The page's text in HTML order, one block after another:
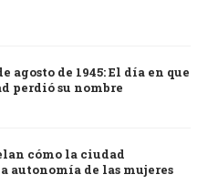
agosto de 1945: El día en que
perdió su nombre
cómo la ciudad
autonomía de las mujeres